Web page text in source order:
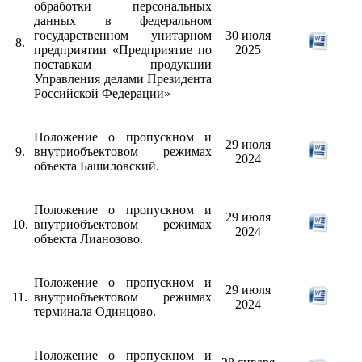
8.
обработки персональных
данных в федеральном
государственном унитарном
предприятии «Предприятие по
поставкам продукции
Управления делами Президента
Российской Федерации»
30 июля
2025
9.
Положение о пропускном и
внутриобъектовом режимах
объекта Башиловский.
29 июля
2024
10.
Положение о пропускном и
внутриобъектовом режимах
объекта Лианозово.
29 июля
2024
11.
Положение о пропускном и
внутриобъектовом режимах
терминала Одинцово.
29 июля
2024
Положение о пропускном и